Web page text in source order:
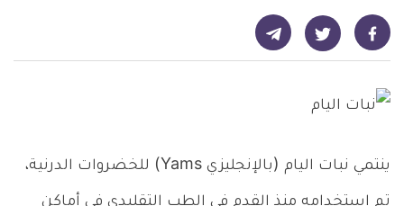
شارك على فيسبوك - ديلي ميديكال انفو شارك على تويتر - ديلي ميديكال انفو شارك على تيليجرام - ديلي ميديكال انفو
ينتمي نبات اليام (بالإنجليزي Yams) للخضروات الدرنية،
تم استخدامه منذ القدم في الطب التقليدي في أماكن